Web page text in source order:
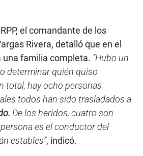
el comandante de los
Rivera, detalló que en el
una familia completa. “Hubo un
determinar quién quiso
total, hay ocho personas
todos han sido trasladados a
De los heridos, cuatro son
es el conductor del
estables”, indicó.